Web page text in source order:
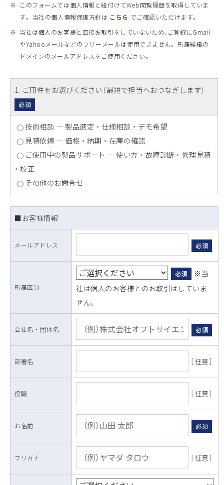
※ このフォームでは個人情報と紐付けてWeb閲覧履歴を取得していま
す。 当社の個人情報保護方針は こちら でご確認いただけます。
※ 当社は個人のお客様と直接お取引をしていないため、ご登録にGmail
やYahooメールなどのフリーメールは使用できません。 所属組織の
ドメインのメールアドレスをご使用ください。
1. ご用件をお選びください（最短で担当へおつなぎします）
必須
技術相談 ― 製品選定 ・ 仕様相談 ・ デモ希望
見積依頼 ― 価格 ・ 納期 ・ 在庫の確認
ご使用中の製品サポート ― 使い方 ・ 故障診断 ・ 修理見積
・ 校正
その他のお問合せ
■お客様情報
メールアドレス 必須
所属区分
必須
※当
社は個人のお客様とのお取引はしていま
せん。
会社名 ・ 団体名 必須
部署名 ［任意］
役職 ［任意］
お名前 必須
フリガナ ［任意］